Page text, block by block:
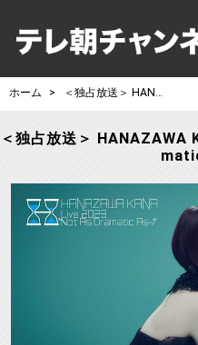
ホーム ＜独占放送＞ HANAZAWA KANA Live 2023 “Not As Dramatic As…”
＜独占放送＞